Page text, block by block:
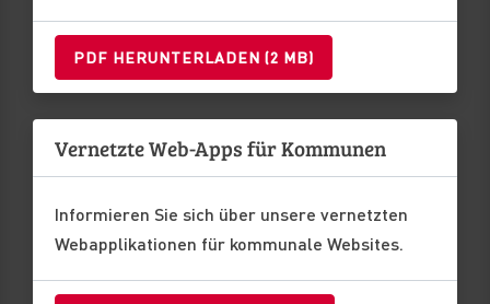
PDF HERUNTERLADEN (2 MB)
Vernetzte Web-Apps für Kommunen
Informieren Sie sich über unsere vernetzten
Webapplikationen für kommunale Websites.